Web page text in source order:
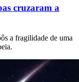
cruzaram a
a fragilidade de uma